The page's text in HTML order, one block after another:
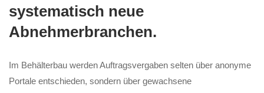
systematisch neue
Abnehmerbranchen.
Im Behälterbau werden Auftragsvergaben selten über anonyme
Portale entschieden, sondern über gewachsene